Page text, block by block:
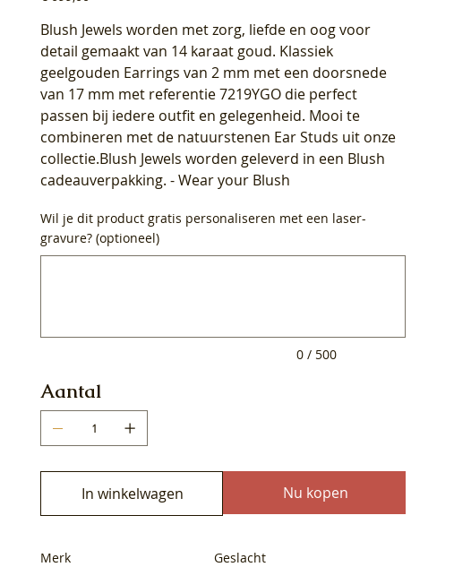
Blush Jewels worden met zorg, liefde en oog voor
detail gemaakt van 14 karaat goud. Klassiek
geelgouden Earrings van 2 mm met een doorsnede
van 17 mm met referentie 7219YGO die perfect
passen bij iedere outfit en gelegenheid. Mooi te
combineren met de natuurstenen Ear Studs uit onze
collectie.Blush Jewels worden geleverd in een Blush
cadeauverpakking. - Wear your Blush
Wil je dit product gratis personaliseren met een laser-
gravure? (optioneel)
0 / 500
Aantal
In winkelwagen Nu kopen
Merk
Geslacht